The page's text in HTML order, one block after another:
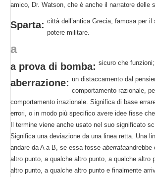
amico, Dr. Watson, che è anche il narratore delle
Sparta: città dell’antica Grecia, famosa per il
potere militare.
a
a prova di bomba: sicuro che funzioni;
aberrazione: un distaccamento dal
comportamento razionale,
comportamento irrazionale. Significa di base
errori, o in modo più specifico avere idee fisse
Il termine viene anche usato nel suo significato
Significa una deviazione da una linea retta. Una
andare da A a B, se essa fosse aberrataandrebbe
altro punto, a qualche altro punto, a qualche altro
altro punto, a qualche altro punto e finalmente